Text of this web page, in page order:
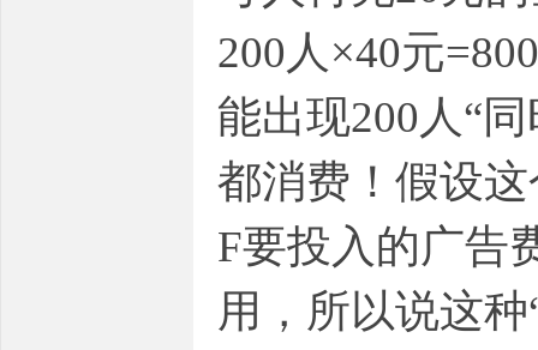
200人×40元
能出现200人“
都消费！假设
F要投入的广告
用，所以说这